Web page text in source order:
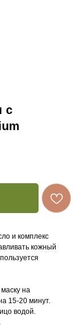
с
и комплекс
кожный
на
15-20 минут.
водой.